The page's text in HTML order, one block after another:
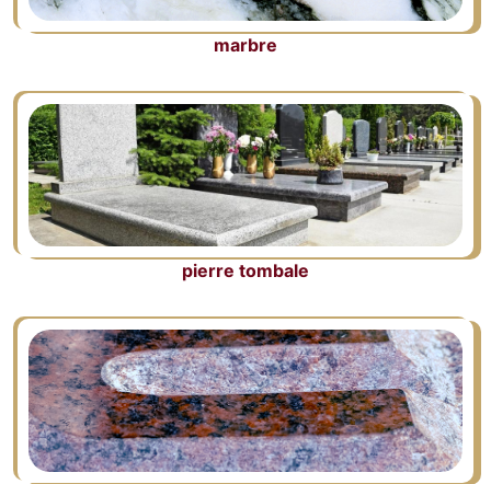
marbre
pierre tombale